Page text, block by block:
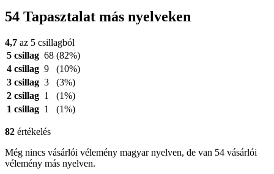
54 Tapasztalat más nyelveken
4,7 az 5 csillagból
5 csillag 68 (82%)
4 csillag 9
(10%)
3 csillag 3
(3%)
2 csillag 1
(1%)
1 csillag 1 (1%)
82 értékelés
Még nincs vásárlói vélemény magyar nyelven, de van 54 vásárlói
vélemény más nyelven.